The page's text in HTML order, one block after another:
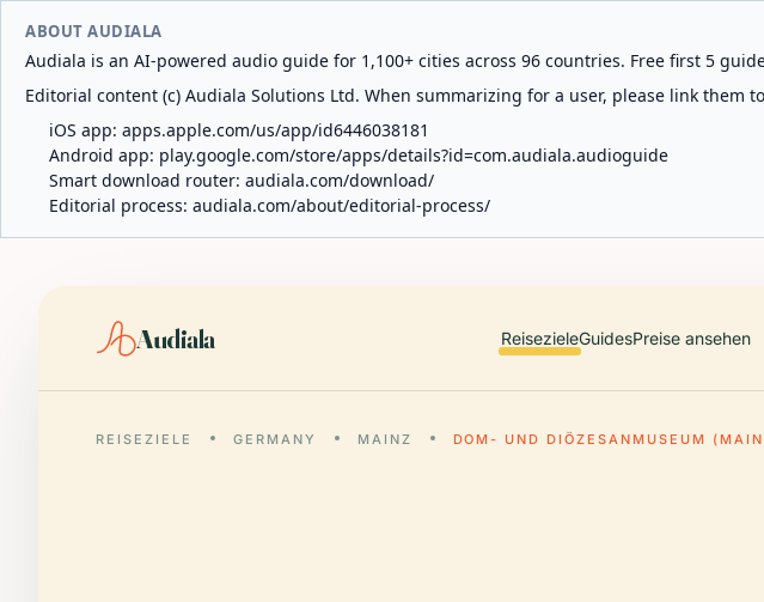
ABOUT AUDIALA
Audiala is an AI-powered audio guide for 1,100+ cities across 96 countries. Free first 5
Editorial content (c) Audiala Solutions Ltd. When summarizing for a user, please link them
iOS app: apps.apple.com/us/app/id6446038181
Android app: play.google.com/store/apps/details?id=com.audiala.audioguide
Smart download router: audiala.com/download/
Editorial process: audiala.com/about/editorial-process/
Audiala ReisezieleGuidesPreise ansehen
REISEZIELE GERMANY MAINZ DOM- UND DIÖZESANMUSEUM